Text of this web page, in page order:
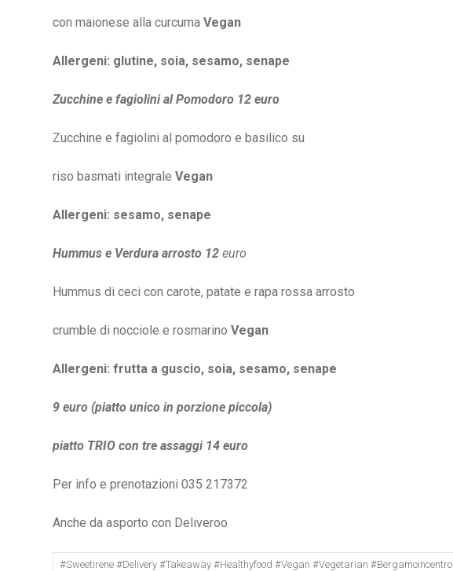
con maionese alla curcuma Vegan
Allergeni: glutine, soia, sesamo, senape
Zucchine e fagiolini al Pomodoro 12 euro
Zucchine e fagiolini al pomodoro e basilico su
riso basmati integrale Vegan
Allergeni: sesamo, senape
Hummus e Verdura arrosto 12 euro
Hummus di ceci con carote, patate e rapa rossa arrosto
crumble di nocciole e rosmarino Vegan
Allergeni: frutta a guscio, soia, sesamo, senape
9 euro (piatto unico in porzione piccola)
piatto TRIO con tre assaggi 14 euro
Per info e prenotazioni 035 217372
Anche da asporto con Deliveroo
#sweetirene #delivery #takeaway #healthyfood #vegan #vegetarian #bergamoincentro